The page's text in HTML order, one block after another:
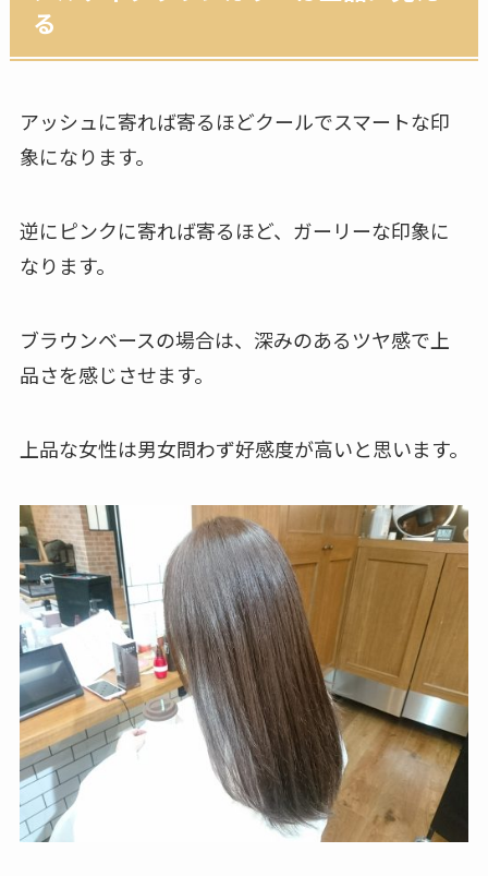
る
アッシュに寄れば寄るほどクールでスマートな印
象になります。
逆にピンクに寄れば寄るほど、ガーリーな印象に
なります。
ブラウンベースの場合は、深みのあるツヤ感で上
品さを感じさせます。
上品な女性は男女問わず好感度が高いと思います。